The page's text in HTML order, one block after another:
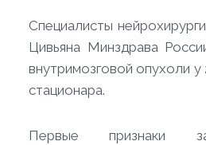
Специалисты
Цивьяна Минздрава
внутримозговой опухоли
стационара.
Первые признаки